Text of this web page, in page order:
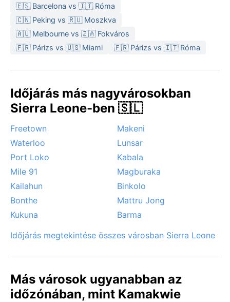
🇪🇸 Barcelona vs 🇮🇹 Róma
🇨🇳 Peking vs 🇷🇺 Moszkva
🇦🇺 Melbourne vs 🇿🇦 Fokváros
🇫🇷 Párizs vs 🇺🇸 Miami
🇫🇷 Párizs vs 🇮🇹 Róma
Időjárás más nagyvárosokban
Sierra Leone-ben 🇸🇱
Freetown
Makeni
Waterloo
Lunsar
Port Loko
Kabala
Mile 91
Magburaka
Kailahun
Binkolo
Bonthe
Mattru Jong
Kukuna
Barma
Időjárás megtekintése összes városban Sierra Leone
Más városok ugyanabban az
időzónában, mint Kamakwie